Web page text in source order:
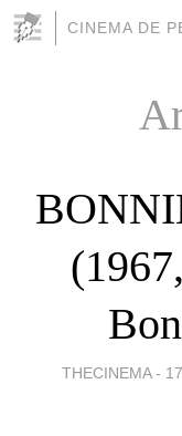
CINEMA DE
THECINEMA -